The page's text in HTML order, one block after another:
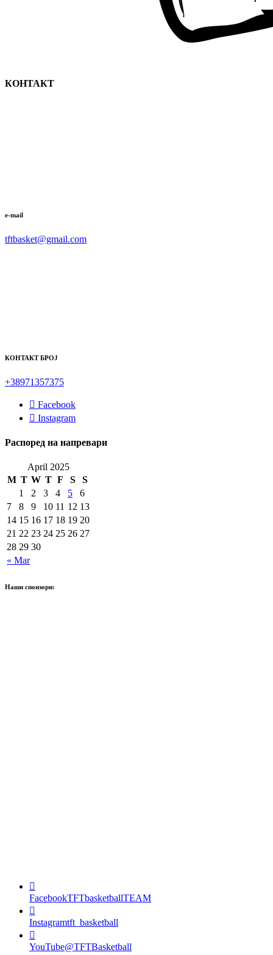
КОНТАКТ
e-mail
tftbasket@gmail.com
КОНТАКТ БРОЈ
+38971357375
Facebook
Instagram
Распоред на напревари
April 2025
M T W T F S S
« Mar
1 2 3 4 5
6
7
8 9 10 11 12 13
14 15 16 17 18 19 20
21 22 23 24 25 26 27
28 29 30
Наши спонзори:
FacebookTFTbasketballTEAM
Instagramtft_basketball
YouTube@TFTBasketball